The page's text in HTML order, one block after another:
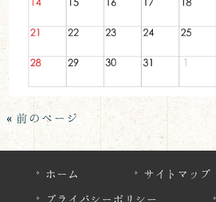
« 前のページ
ホーム
サイトマップ